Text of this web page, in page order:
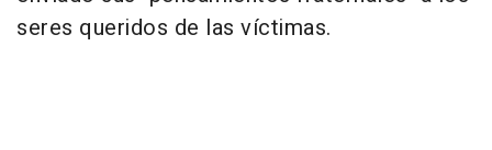
seres queridos de las víctimas.